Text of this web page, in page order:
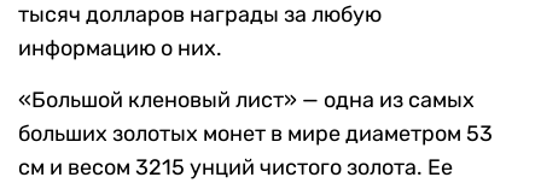
тысяч долларов награды за любую
информацию о них.
«Большой кленовый лист» — одна из самых
больших золотых монет в мире диаметром 53
см и весом 3215 унций чистого золота. Ее